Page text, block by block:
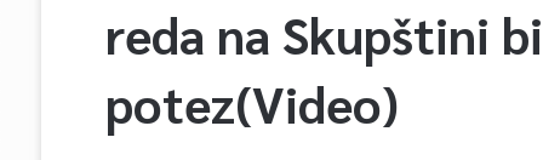
reda na Skupštini
potez(Video)